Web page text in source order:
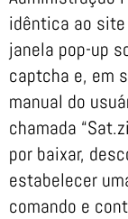
idêntica ao
janela pop-up
captcha e, em
manual do
chamada
por baixar,
estabelecer
comando e